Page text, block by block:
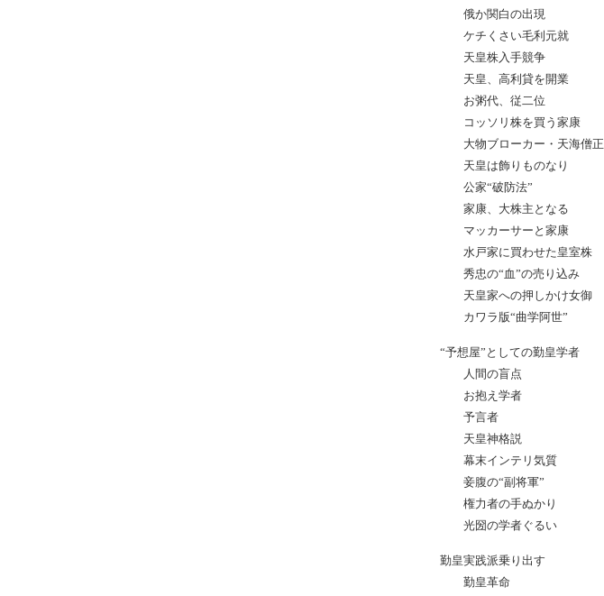
俄か関白の出現
ケチくさい毛利元就
天皇株入手競争
天皇、高利貸を開業
お粥代、従二位
コッソリ株を買う家康
大物ブローカー・天海僧正
天皇は飾りものなり
公家“破防法”
家康、大株主となる
マッカーサーと家康
水戸家に買わせた皇室株
秀忠の“血”の売り込み
天皇家への押しかけ女御
カワラ版“曲学阿世”
“予想屋”としての勤皇学者
人間の盲点
お抱え学者
予言者
天皇神格説
幕末インテリ気質
妾腹の“副将軍”
権力者の手ぬかり
光圀の学者ぐるい
勤皇実践派乗り出す
勤皇革命